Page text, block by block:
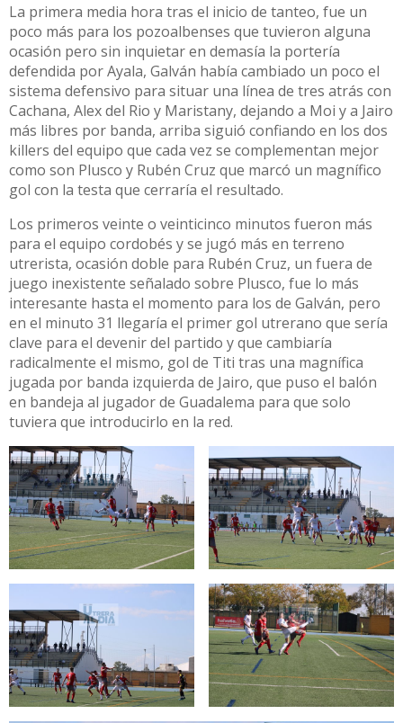
La primera media hora tras el inicio de tanteo, fue un
poco más para los pozoalbenses que tuvieron alguna
ocasión pero sin inquietar en demasía la portería
defendida por Ayala, Galván había cambiado un poco el
sistema defensivo para situar una línea de tres atrás con
Cachana, Alex del Rio y Maristany, dejando a Moi y a Jairo
más libres por banda, arriba siguió confiando en los dos
killers del equipo que cada vez se complementan mejor
como son Plusco y Rubén Cruz que marcó un magnífico
gol con la testa que cerraría el resultado.
Los primeros veinte o veinticinco minutos fueron más
para el equipo cordobés y se jugó más en terreno
utrerista, ocasión doble para Rubén Cruz, un fuera de
juego inexistente señalado sobre Plusco, fue lo más
interesante hasta el momento para los de Galván, pero
en el minuto 31 llegaría el primer gol utrerano que sería
clave para el devenir del partido y que cambiaría
radicalmente el mismo, gol de Titi tras una magnífica
jugada por banda izquierda de Jairo, que puso el balón
en bandeja al jugador de Guadalema para que solo
tuviera que introducirlo en la red.